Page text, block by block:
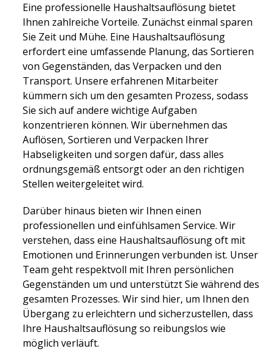
Eine professionelle Haushaltsauflösung bietet
Ihnen zahlreiche Vorteile. Zunächst einmal sparen
Sie Zeit und Mühe. Eine Haushaltsauflösung
erfordert eine umfassende Planung, das Sortieren
von Gegenständen, das Verpacken und den
Transport. Unsere erfahrenen Mitarbeiter
kümmern sich um den gesamten Prozess, sodass
Sie sich auf andere wichtige Aufgaben
konzentrieren können. Wir übernehmen das
Auflösen, Sortieren und Verpacken Ihrer
Habseligkeiten und sorgen dafür, dass alles
ordnungsgemäß entsorgt oder an den richtigen
Stellen weitergeleitet wird.
Darüber hinaus bieten wir Ihnen einen
professionellen und einfühlsamen Service. Wir
verstehen, dass eine Haushaltsauflösung oft mit
Emotionen und Erinnerungen verbunden ist. Unser
Team geht respektvoll mit Ihren persönlichen
Gegenständen um und unterstützt Sie während des
gesamten Prozesses. Wir sind hier, um Ihnen den
Übergang zu erleichtern und sicherzustellen, dass
Ihre Haushaltsauflösung so reibungslos wie
möglich verläuft.